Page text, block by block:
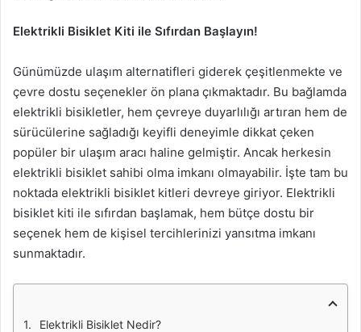
Elektrikli Bisiklet Kiti ile Sıfırdan Başlayın!
Günümüzde ulaşım alternatifleri giderek çeşitlenmekte ve
çevre dostu seçenekler ön plana çıkmaktadır. Bu bağlamda
elektrikli bisikletler, hem çevreye duyarlılığı artıran hem de
sürücülerine sağladığı keyifli deneyimle dikkat çeken
popüler bir ulaşım aracı haline gelmiştir. Ancak herkesin
elektrikli bisiklet sahibi olma imkanı olmayabilir. İşte tam bu
noktada elektrikli bisiklet kitleri devreye giriyor. Elektrikli
bisiklet kiti ile sıfırdan başlamak, hem bütçe dostu bir
seçenek hem de kişisel tercihlerinizi yansıtma imkanı
sunmaktadır.
Elektrikli Bisiklet Nedir?